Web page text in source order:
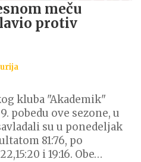
meču
protiv
kluba "Akademik"
pobedu ove sezone, u
su u ponedeljak
81:76, po
i 19:16. Obe…